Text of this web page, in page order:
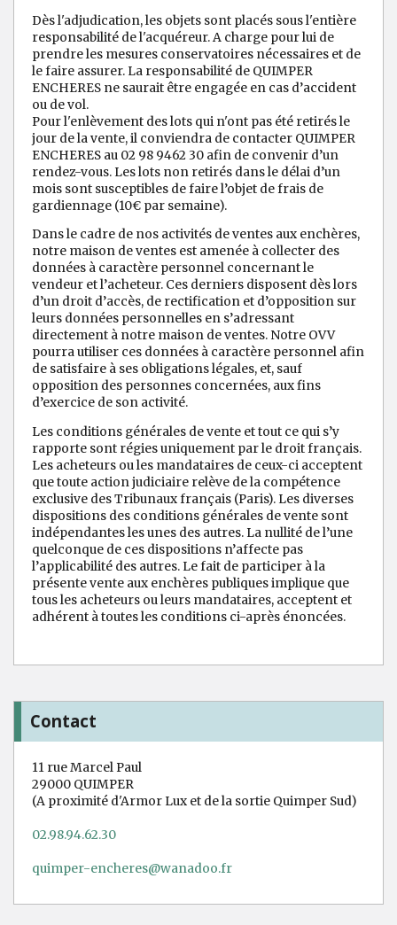
Dès l'adjudication, les objets sont placés sous l'entière
responsabilité de l'acquéreur. A charge pour lui de
prendre les mesures conservatoires nécessaires et de
le faire assurer. La responsabilité de QUIMPER
ENCHERES ne saurait être engagée en cas d’accident
ou de vol.
Pour l'enlèvement des lots qui n'ont pas été retirés le
jour de la vente, il conviendra de contacter QUIMPER
ENCHERES au 02 98 9462 30 afin de convenir d’un
rendez-vous. Les lots non retirés dans le délai d’un
mois sont susceptibles de faire l’objet de frais de
gardiennage (10€ par semaine).
Dans le cadre de nos activités de ventes aux enchères,
notre maison de ventes est amenée à collecter des
données à caractère personnel concernant le
vendeur et l’acheteur. Ces derniers disposent dès lors
d’un droit d’accès, de rectification et d’opposition sur
leurs données personnelles en s’adressant
directement à notre maison de ventes. Notre OVV
pourra utiliser ces données à caractère personnel afin
de satisfaire à ses obligations légales, et, sauf
opposition des personnes concernées, aux fins
d’exercice de son activité.
Les conditions générales de vente et tout ce qui s’y
rapporte sont régies uniquement par le droit français.
Les acheteurs ou les mandataires de ceux-ci acceptent
que toute action judiciaire relève de la compétence
exclusive des Tribunaux français (Paris). Les diverses
dispositions des conditions générales de vente sont
indépendantes les unes des autres. La nullité de l’une
quelconque de ces dispositions n’affecte pas
l’applicabilité des autres. Le fait de participer à la
présente vente aux enchères publiques implique que
tous les acheteurs ou leurs mandataires, acceptent et
adhérent à toutes les conditions ci-après énoncées.
Contact
11 rue Marcel Paul
29000 QUIMPER
(A proximité d'Armor Lux et de la sortie Quimper Sud)
02.98.94.62.30
quimper-encheres@wanadoo.fr